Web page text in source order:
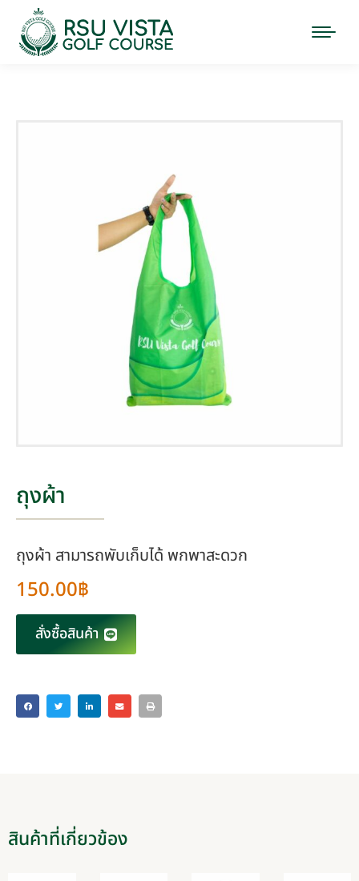
ถุงผ้า
ถุงผ้า สามารถพับเก็บได้ พกพาสะดวก
150.00฿
สั่งซื้อสินค้า
สินค้าที่เกี่ยวข้อง